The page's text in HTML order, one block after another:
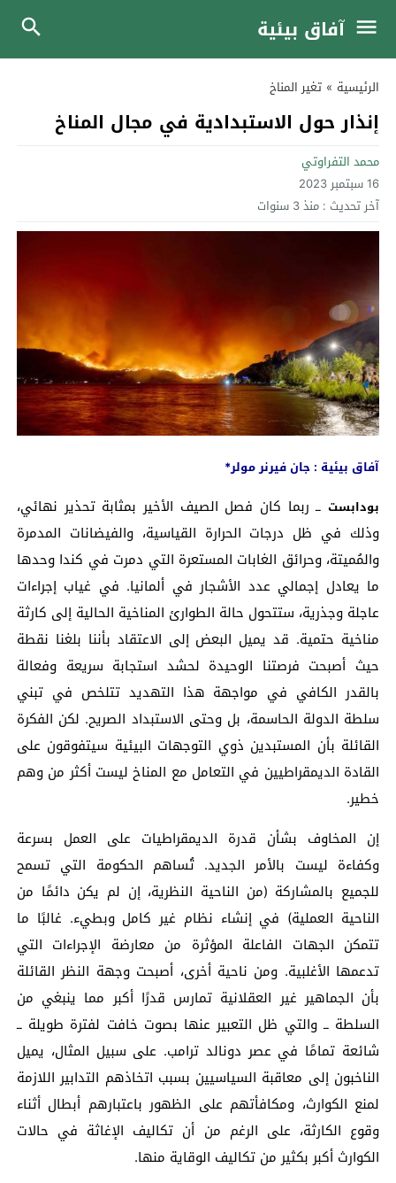
آفاق بيئية
الرئيسية » تغير المناخ
إنذار حول الاستبدادية في مجال المناخ
محمد التفراوتي
16 سبتمبر 2023
آخر تحديث : منذ 3 سنوات
آفاق بيئية : جان فيرنر مولر*
بودابستــ ربما كان فصل الصيف الأخير بمثابة تحذير نهائي،
وذلك في ظل درجات الحرارة القياسية، والفيضانات المدمرة
والمُميتة، وحرائق الغابات المستعرة التي دمرت في كندا وحدها
ما يعادل إجمالي عدد الأشجار في ألمانيا. في غياب إجراءات
عاجلة وجذرية، ستتحول حالة الطوارئ المناخية الحالية إلى كارثة
مناخية حتمية. قد يميل البعض إلى الاعتقاد بأننا بلغنا نقطة
حيث أصبحت فرصتنا الوحيدة لحشد استجابة سريعة وفعالة
بالقدر الكافي في مواجهة هذا التهديد تتلخص في تبني
سلطة الدولة الحاسمة، بل وحتى الاستبداد الصريح. لكن الفكرة
القائلة بأن المستبدين ذوي التوجهات البيئية سيتفوقون على
القادة الديمقراطيين في التعامل مع المناخ ليست أكثر من وهم
خطير.
إن المخاوف بشأن قدرة الديمقراطيات على العمل بسرعة
وكفاءة ليست بالأمر الجديد. تُساهم الحكومة التي تسمح
للجميع بالمشاركة (من الناحية النظرية، إن لم يكن دائمًا من
الناحية العملية) في إنشاء نظام غير كامل وبطيء. غالبًا ما
تتمكن الجهات الفاعلة المؤثرة من معارضة الإجراءات التي
تدعمها الأغلبية. ومن ناحية أخرى، أصبحت وجهة النظر القائلة
بأن الجماهير غير العقلانية تمارس قدرًا أكبر مما ينبغي من
السلطة ــ والتي ظل التعبير عنها بصوت خافت لفترة طويلة ــ
شائعة تمامًا في عصر دونالد ترامب. على سبيل المثال، يميل
الناخبون إلى معاقبة السياسيين بسبب اتخاذهم التدابير اللازمة
لمنع الكوارث، ومكافأتهم على الظهور باعتبارهم أبطال أثناء
وقوع الكارثة، على الرغم من أن تكاليف الإغاثة في حالات
الكوارث أكبر بكثير من تكاليف الوقاية منها.